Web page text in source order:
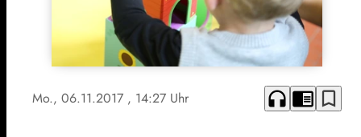
Mo., 06.11.2017 , 14:27 Uhr headphones chrome_reader_mode bookmark_border